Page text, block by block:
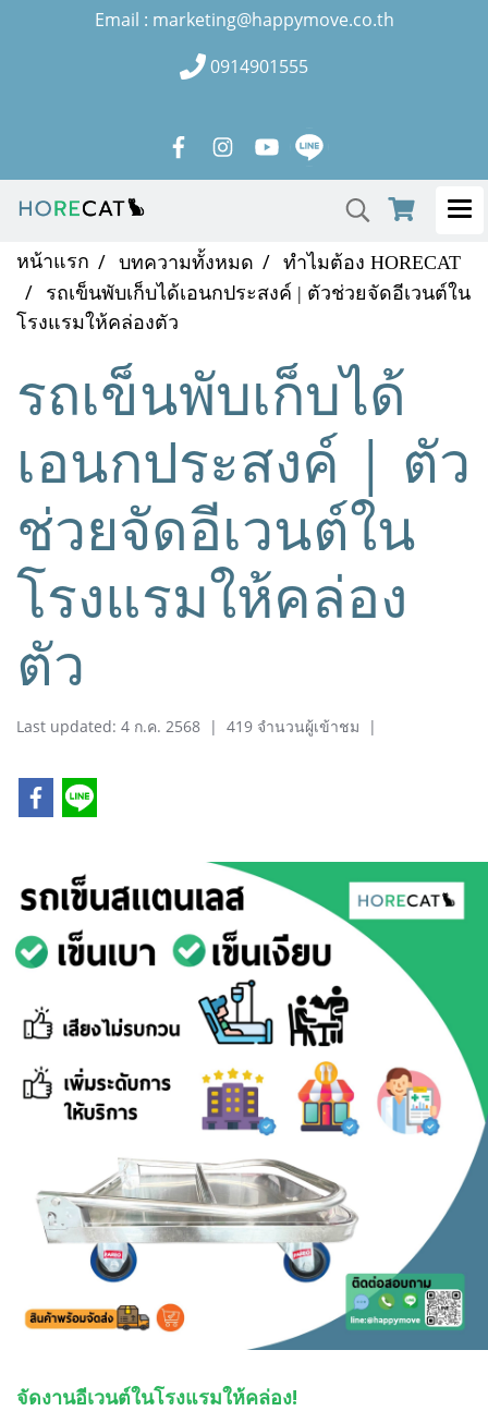
Email : marketing@happymove.co.th
0914901555
หน้าแรก บทความทั้งหมด
ทำไมต้อง HORECAT
รถเข็นพับเก็บได้เอนกประสงค์ | ตัวช่วยจัดอีเวนต์ใน
โรงแรมให้คล่องตัว
รถเข็นพับเก็บได้
เอนกประสงค์ | ตัว
ช่วยจัดอีเวนต์ใน
โรงแรมให้คล่อง
ตัว
Last updated: 4 ก.ค. 2568 | 419 จำนวนผู้เข้าชม |
จัดงานอีเวนต์ในโรงแรมให้คล่อง!